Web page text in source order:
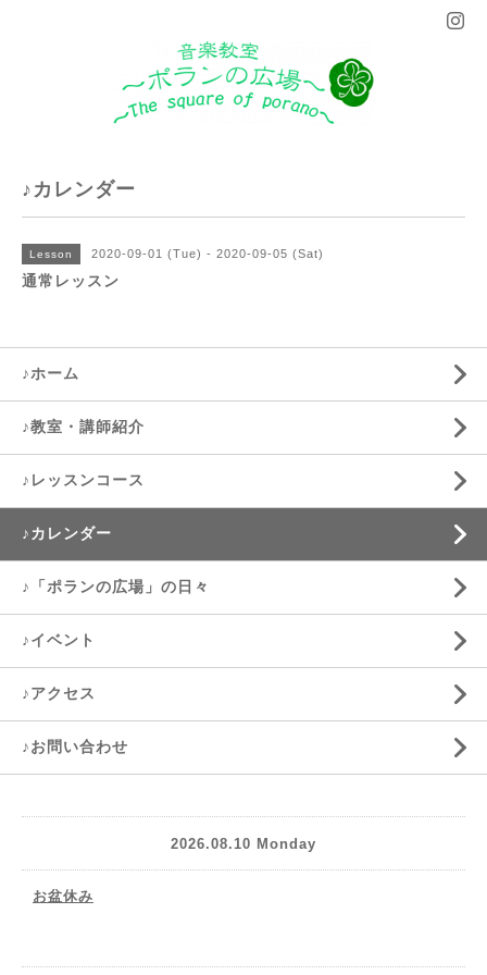
♪カレンダー
Lesson 2020-09-01 (Tue) - 2020-09-05 (Sat)
通常レッスン
♪ホーム
♪教室・講師紹介
♪レッスンコース
♪カレンダー
♪「ポランの広場」の日々
♪イベント
♪アクセス
♪お問い合わせ
2026.08.10 Monday
お盆休み